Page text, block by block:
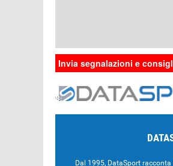
Invia segnalazioni e
Dal 1995, DataSport